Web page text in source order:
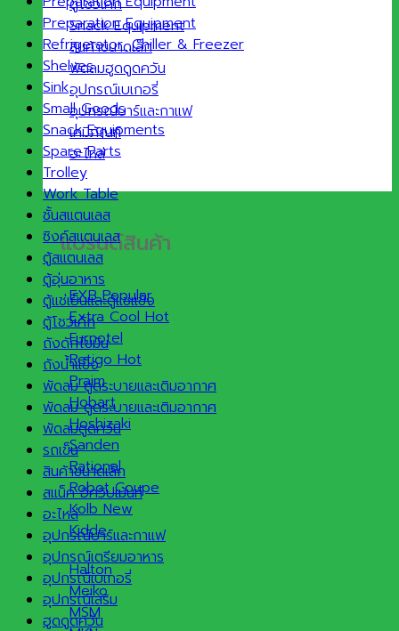
Snack Equipment
สินค้าขนาดเล็ก
พัดลมฮูดดูดควัน
อุปกรณ์เบเกอรี่
อุปกรณ์บาร์และกาแฟ
เคมีภัณฑ์
อะไหล่
แบรนด์สินค้า
EXB
Extra Cool
Furnotel
Retigo
Praim
Hobart
Hoshizaki
Sanden
Rational
Robot Coupe
Kolb
Kidde
Halton
Meiko
MSM
Preparation Equipment
Refrigerator ,Chiller & Freezer
Shelves
Sink
Small Goods
Snack Equipments
Spare Parts
Trolley
Work Table
ชั้นสแตนเลส
ซิงค์สแตนเลส
ตู้สแตนเลส
ตู้อุ่นอาหาร
ตู้แช่เย็นและตู้แช่แข็ง
ตู้โชว์เค้ก
ถังดักไขมัน
ถังน้ำแข็ง
พัดลม ดูดระบายและเติมอากาศ
พัดลม ดูดระบายและเติมอากาศ
พัดลมดูดควัน
รถเข็น
สินค้าขนาดเล็ก
สแน็ค อีควิปเม้นท์
อะไหล่
อุปกรณ์บาร์และกาแฟ
อุปกรณ์เตรียมอาหาร
อุปกรณ์เบเกอรี่
อุปกรณ์เสริม
ฮูดดูดควัน